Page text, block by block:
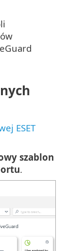
ESET
szablon
.